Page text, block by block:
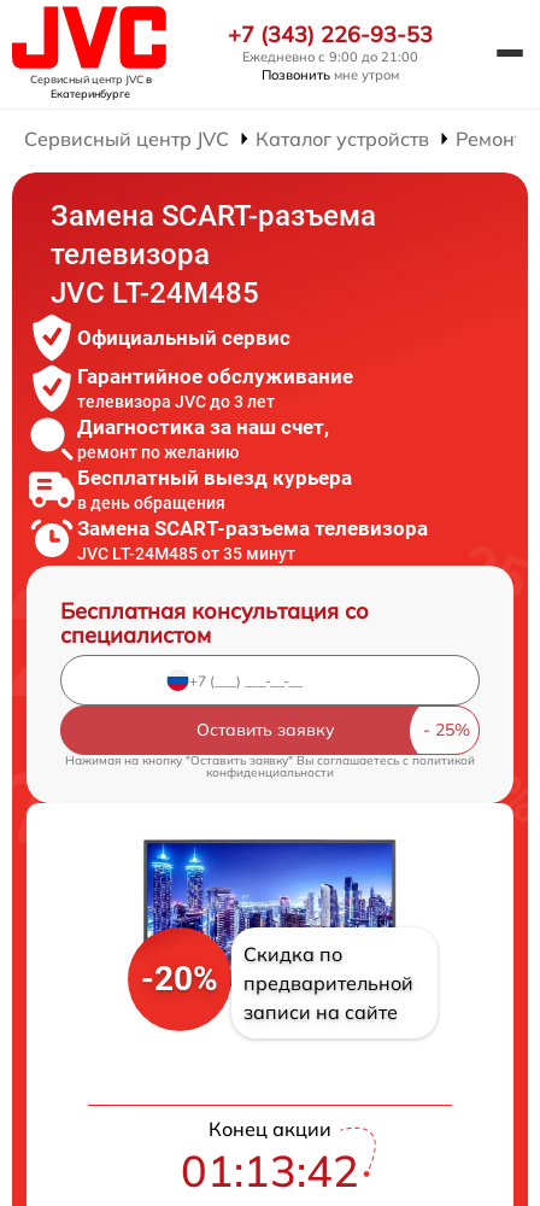
Сервисный центр JVCв
Екатеринбурге
+7 (343) 226-93-53
Ежедневно с 9:00 до 21:00
Позвонить мне утром
Сервисный центр JVC Каталог устройств Ремонт
Замена SCART-разъема
телевизора
JVC LT-24M485
Официальный сервис
Гарантийное обслуживание
телевизора JVC до 3 лет
Диагностика за наш счет,
ремонт по желанию
Бесплатный выезд курьера
в день обращения
Замена SCART-разъема телевизора
JVC LT-24M485 от 35 минут
Бесплатная консультация со
специалистом
Оставить заявку
Нажимая на кнопку "Оставить заявку" Вы соглашаетесь cполитикой
конфиденциальности
-20%
Скидка по
предварительной
записи на сайте
Конец акции
01:13:41